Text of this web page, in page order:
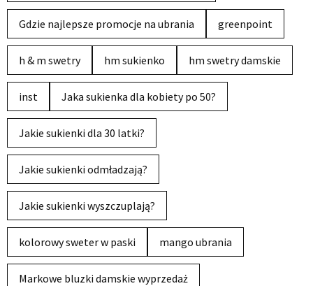
Gdzie najlepsze promocje na ubrania greenpoint
h & m swetry hm sukienko hm swetry damskie
inst Jaka sukienka dla kobiety po 50?
Jakie sukienki dla 30 latki?
Jakie sukienki odmładzają?
Jakie sukienki wyszczuplają?
kolorowy sweter w paski mango ubrania
Markowe bluzki damskie wyprzedaż